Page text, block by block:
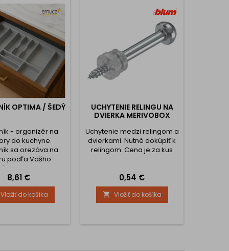
OPTIMA / ŠEDÝ
- organizér na
do kuchyne.
sa orezáva na
podľa Vášho
rozmeru. Na
vnútornú šírku
,kde si vyberáte
toho ako sa dajú
príborníky orezať.
je možne zrezať
Cena
8,61 €
Vložiť do košíka
UCHYTENIE RELINGU NA
DVIERKA MERIVOBOX
Uchytenie medzi relingom a
dvierkami. Nutné dokúpiť k
relingom. Cena je za kus
Cena
0,54 €
 Vložiť do košíka